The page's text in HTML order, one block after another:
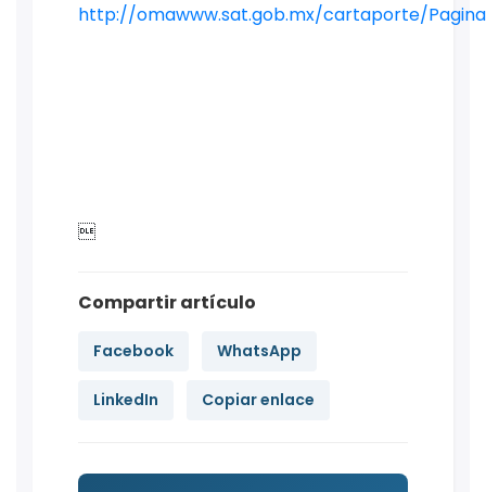
http://omawww.sat.gob.mx/cartaporte/

Compartir artículo
Facebook WhatsApp
LinkedIn Copiar enlace